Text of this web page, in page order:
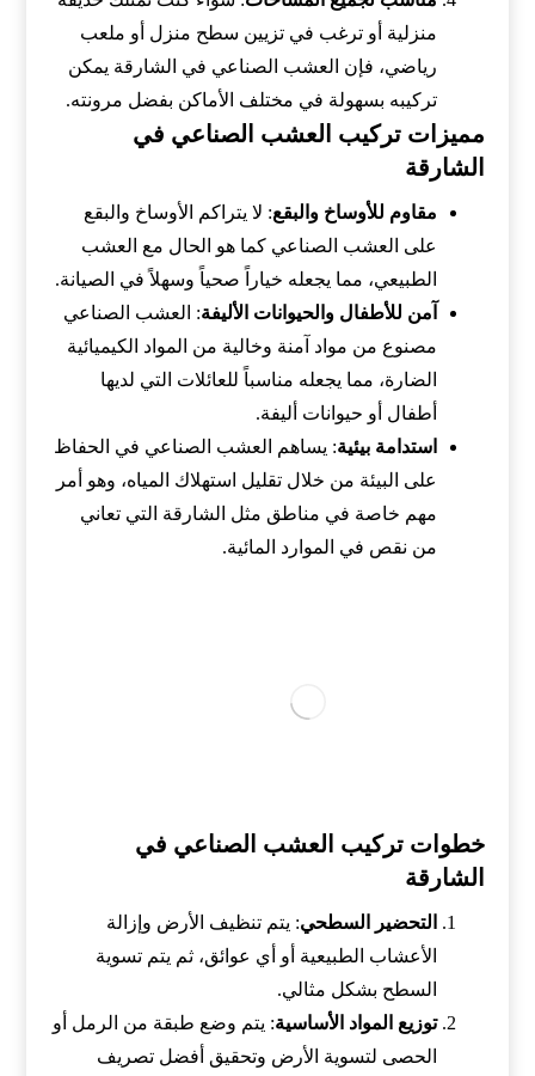
منزلية أو ترغب في تزيين سطح منزل أو ملعب
رياضي، فإن العشب الصناعي في الشارقة يمكن
تركيبه بسهولة في مختلف الأماكن بفضل مرونته.
مميزات تركيب العشب الصناعي في
الشارقة
مقاوم للأوساخ والبقع: لا يتراكم الأوساخ والبقع
على العشب الصناعي كما هو الحال مع العشب
الطبيعي، مما يجعله خياراً صحياً وسهلاً في الصيانة.
آمن للأطفال والحيوانات الأليفة: العشب الصناعي
مصنوع من مواد آمنة وخالية من المواد الكيميائية
الضارة، مما يجعله مناسباً للعائلات التي لديها
أطفال أو حيوانات أليفة.
استدامة بيئية: يساهم العشب الصناعي في الحفاظ
على البيئة من خلال تقليل استهلاك المياه، وهو أمر
مهم خاصة في مناطق مثل الشارقة التي تعاني
من نقص في الموارد المائية.
خطوات تركيب العشب الصناعي في
الشارقة
التحضير السطحي: يتم تنظيف الأرض وإزالة
الأعشاب الطبيعية أو أي عوائق، ثم يتم تسوية
السطح بشكل مثالي.
توزيع المواد الأساسية: يتم وضع طبقة من الرمل أو
الحصى لتسوية الأرض وتحقيق أفضل تصريف